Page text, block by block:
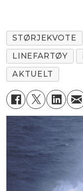
STØRJEKVOTE
LINEFARTØY
AKTUELT